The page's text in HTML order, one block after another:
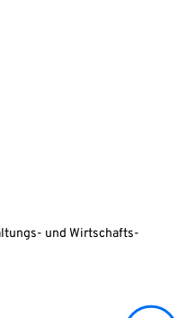
und Wirtschafts-